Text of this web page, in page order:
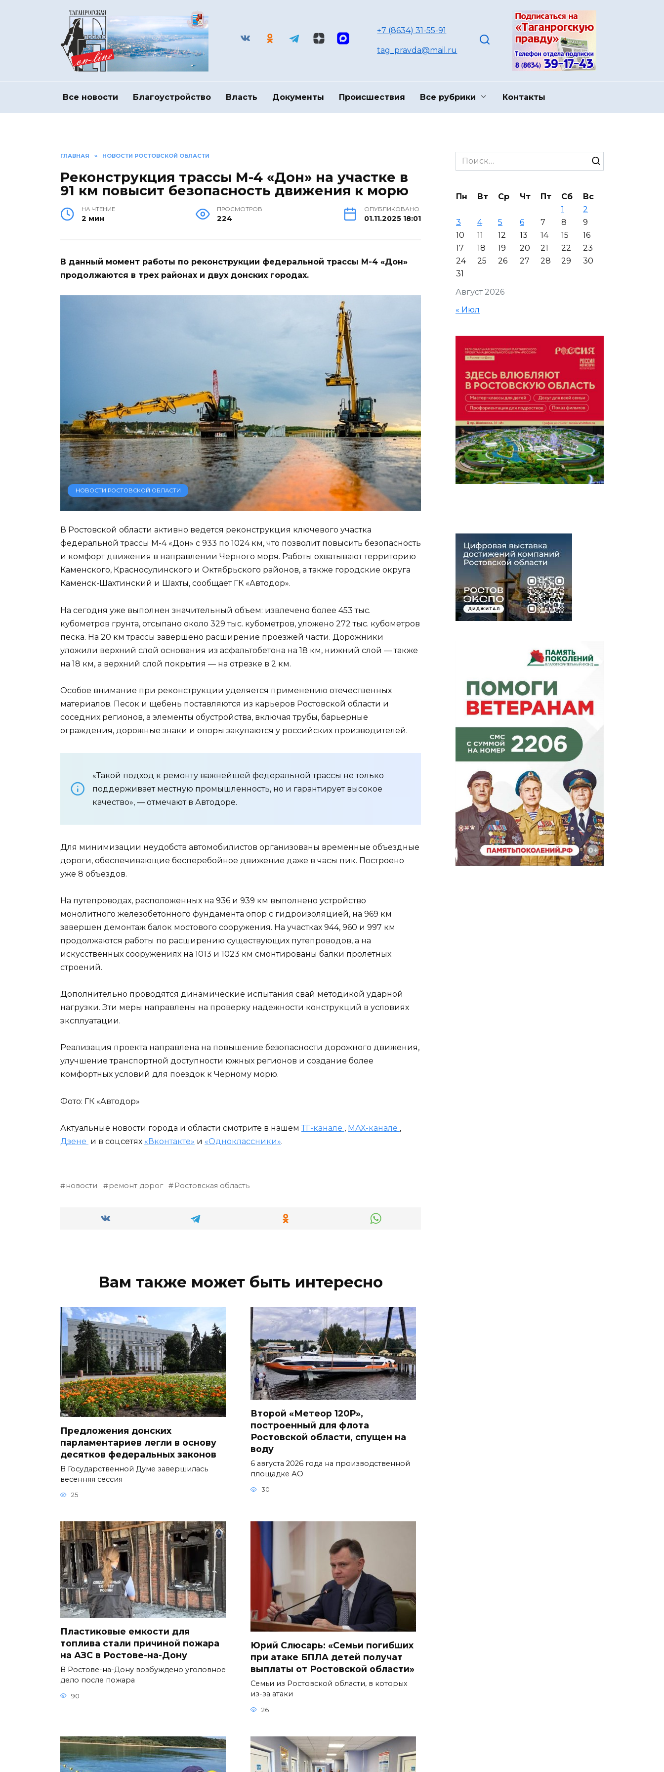
+7 (8634) 31-55-91
tag_pravda@mail.ru
Все новости Благоустройство Власть Документы Происшествия Все рубрики Контакты
ГЛАВНАЯ » НОВОСТИ РОСТОВСКОЙ ОБЛАСТИ
Реконструкция трассы М-4 «Дон» на участке в
91 км повысит безопасность движения к морю
НА ЧТЕНИЕ
2 мин
ПРОСМОТРОВ
224
ОПУБЛИКОВАНО
01.11.2025 18:01
В данный момент работы по реконструкции федеральной трассы М-4 «Дон»
продолжаются в трех районах и двух донских городах.
НОВОСТИ РОСТОВСКОЙ ОБЛАСТИ
В Ростовской области активно ведется реконструкция ключевого участка
федеральной трассы М-4 «Дон» с 933 по 1024 км, что позволит повысить безопасность
и комфорт движения в направлении Черного моря. Работы охватывают территорию
Каменского, Красносулинского и Октябрьского районов, а также городские округа
Каменск-Шахтинский и Шахты, сообщает ГК «Автодор».
На сегодня уже выполнен значительный объем: извлечено более 453 тыс.
кубометров грунта, отсыпано около 329 тыс. кубометров, уложено 272 тыс. кубометров
песка. На 20 км трассы завершено расширение проезжей части. Дорожники
уложили верхний слой основания из асфальтобетона на 18 км, нижний слой — также
на 18 км, а верхний слой покрытия — на отрезке в 2 км.
Особое внимание при реконструкции уделяется применению отечественных
материалов. Песок и щебень поставляются из карьеров Ростовской области и
соседних регионов, а элементы обустройства, включая трубы, барьерные
ограждения, дорожные знаки и опоры закупаются у российских производителей.
«Такой подход к ремонту важнейшей федеральной трассы не только
поддерживает местную промышленность, но и гарантирует высокое
качество», — отмечают в Автодоре.
Для минимизации неудобств автомобилистов организованы временные объездные
дороги, обеспечивающие бесперебойное движение даже в часы пик. Построено
уже 8 объездов.
На путепроводах, расположенных на 936 и 939 км выполнено устройство
монолитного железобетонного фундамента опор с гидроизоляцией, на 969 км
завершен демонтаж балок мостового сооружения. На участках 944, 960 и 997 км
продолжаются работы по расширению существующих путепроводов, а на
искусственных сооружениях на 1013 и 1023 км смонтированы балки пролетных
строений.
Дополнительно проводятся динамические испытания свай методикой ударной
нагрузки. Эти меры направлены на проверку надежности конструкций в условиях
эксплуатации.
Реализация проекта направлена на повышение безопасности дорожного движения,
улучшение транспортной доступности южных регионов и создание более
комфортных условий для поездок к Черному морю.
Фото: ГК «Автодор»
Актуальные новости города и области смотрите в нашем ТГ-канале , МАХ-канале ,
Дзене и в соцсетях «Вконтакте» и «Одноклассники».
новости ремонт дорог Ростовская область
Вам также может быть интересно
Предложения донских
парламентариев легли в основу
десятков федеральных законов
В Государственной Думе завершилась
весенняя сессия
25
Второй «Метеор 120Р»,
построенный для флота
Ростовской области, спущен на
воду
6 августа 2026 года на производственной
площадке АО
30
Пластиковые емкости для
топлива стали причиной пожара
на АЗС в Ростове-на-Дону
В Ростове-на-Дону возбуждено уголовное
дело после пожара
90
Юрий Слюсарь: «Семьи погибших
при атаке БПЛА детей получат
выплаты от Ростовской области»
Семьи из Ростовской области, в которых
из-за атаки
26
Search
for:
Август 2026
Пн Вт Ср Чт Пт Сб
Вс
1
2
3
4 5 6 7 8
9
10
11 12 13 14 15
16
17
18 19 20 21 22
23
24
25 26 27 28 29
30
31
« Июл